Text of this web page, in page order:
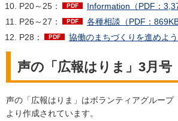
P20～25：
Information（PDF：
P26～27：
各種相談（PDF：869KB
P28：
協働のまちづくりを進めよう
声の「広報はりま」3月号
声の「広報はりま」はボランティアグループ
より作成されています。